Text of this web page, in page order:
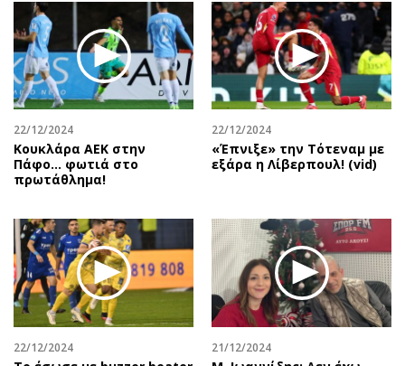
22/12/2024
Κουκλάρα ΑΕΚ στην
Πάφο… φωτιά στο
πρωτάθλημα!
22/12/2024
«Έπνιξε» την Τότεναμ με
εξάρα η Λίβερπουλ! (vid)
22/12/2024 21/12/2024